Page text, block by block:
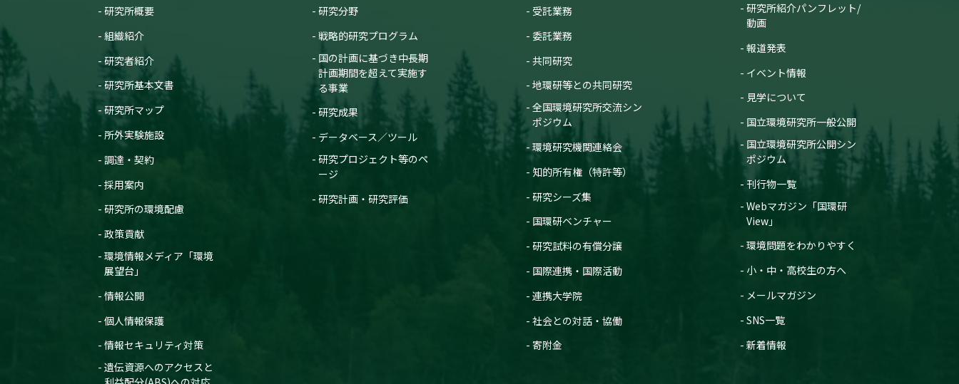
研究所概要
組織紹介
研究者紹介
研究所基本文書
研究所マップ
所外実験施設
調達・契約
採用案内
研究所の環境配慮
政策貢献
環境情報メディア「環境
展望台」
情報公開
個人情報保護
情報セキュリティ対策
遺伝資源へのアクセスと
研究分野
戦略的研究プログラム
国の計画に基づき中長期
計画期間を超えて実施す
る事業
研究成果
データベース／ツール
研究プロジェクト等のペ
ージ
研究計画・研究評価
受託業務
委託業務
共同研究
地環研等との共同研究
全国環境研究所交流シン
ポジウム
環境研究機関連絡会
知的所有権（特許等）
研究シーズ集
国環研ベンチャー
研究試料の有償分譲
国際連携・国際活動
連携大学院
社会との対話・協働
寄附金
研究所紹介パンフレット/
動画
報道発表
イベント情報
見学について
国立環境研究所一般公開
国立環境研究所公開シン
ポジウム
刊行物一覧
Webマガジン「国環研
View」
環境問題をわかりやすく
小・中・高校生の方へ
メールマガジン
SNS一覧
新着情報